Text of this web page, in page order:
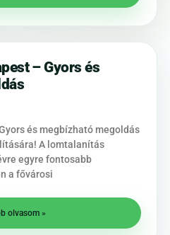
– Gyors és
és megbízható megoldás
A lomtalanítás
egyre fontosabb
a fővárosi
olvasom »